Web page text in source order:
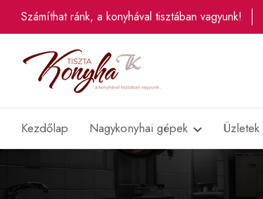
Számíthat ránk, a konyhával tisztában vagyunk!
Kezdőlap Nagykonyhai gépek Üzletek